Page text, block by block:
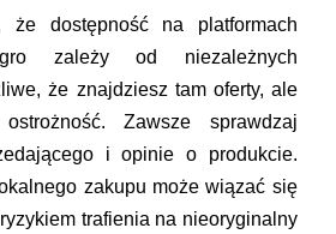
że dostępność na platformach
zależy od niezależnych
że znajdziesz tam oferty, ale
Zawsze sprawdzaj
i opinie o produkcie.
zakupu może wiązać się
trafienia na nieoryginalny